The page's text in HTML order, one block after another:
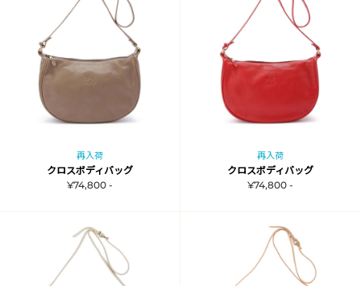
再入荷
クロスボディバッグ
¥74,800 -
再入荷
クロスボディバッグ
¥74,800 -